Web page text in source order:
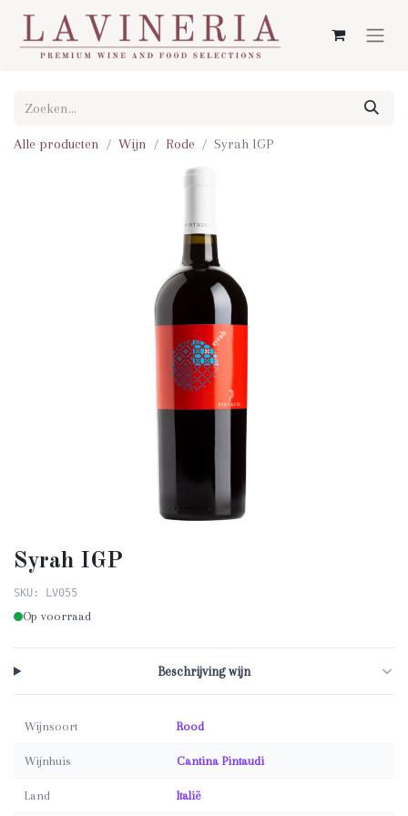
Alle producten Wijn Rode Syrah IGP
Syrah IGP
SKU: LV055
Op voorraad
Beschrijving wijn
Wijnsoort Rood
Wijnhuis Cantina Pintaudi
Land Italië